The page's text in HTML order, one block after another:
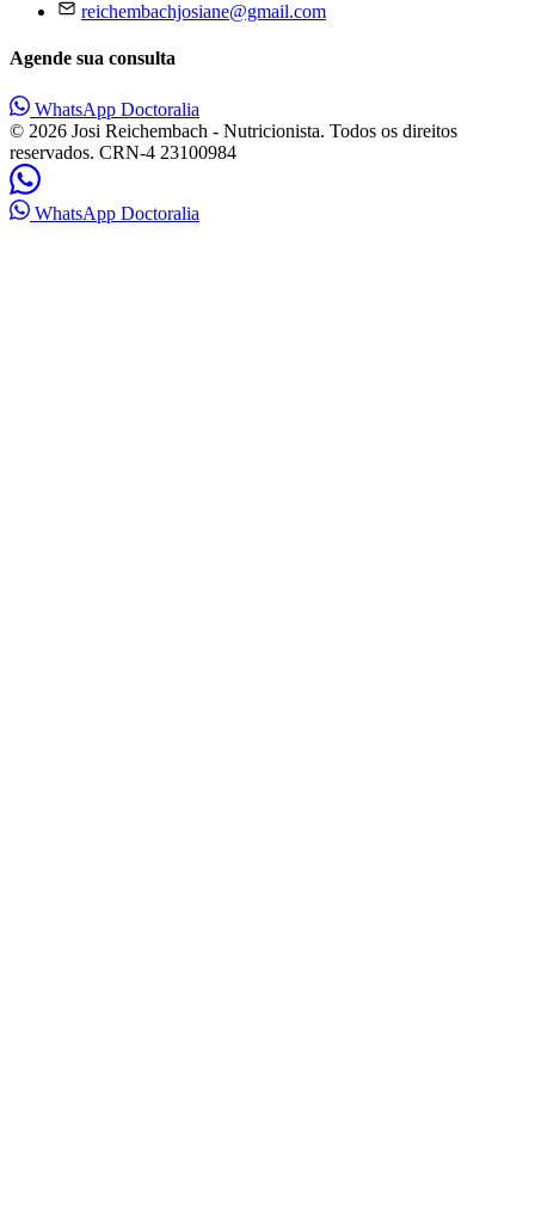
reichembachjosiane@gmail.com
Agende sua consulta
WhatsApp Doctoralia
© 2026 Josi Reichembach - Nutricionista. Todos os direitos
reservados. CRN-4 23100984
WhatsApp Doctoralia